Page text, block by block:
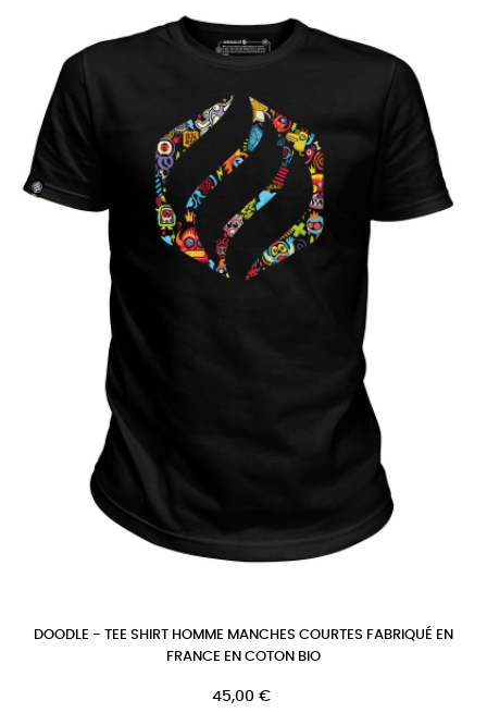
DOODLE - TEE SHIRT HOMME MANCHES COURTES FABRIQUÉ EN
FRANCE EN COTON BIO
Prix
45,00 €